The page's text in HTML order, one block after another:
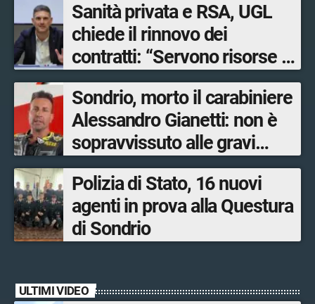
Sanità privata e RSA, UGL
chiede il rinnovo dei
contratti: “Servono risorse e
salari adeguati”
Sondrio, morto il carabiniere
Alessandro Gianetti: non è
sopravvissuto alle gravi
ustioni
Polizia di Stato, 16 nuovi
agenti in prova alla Questura
di Sondrio
ULTIMI VIDEO